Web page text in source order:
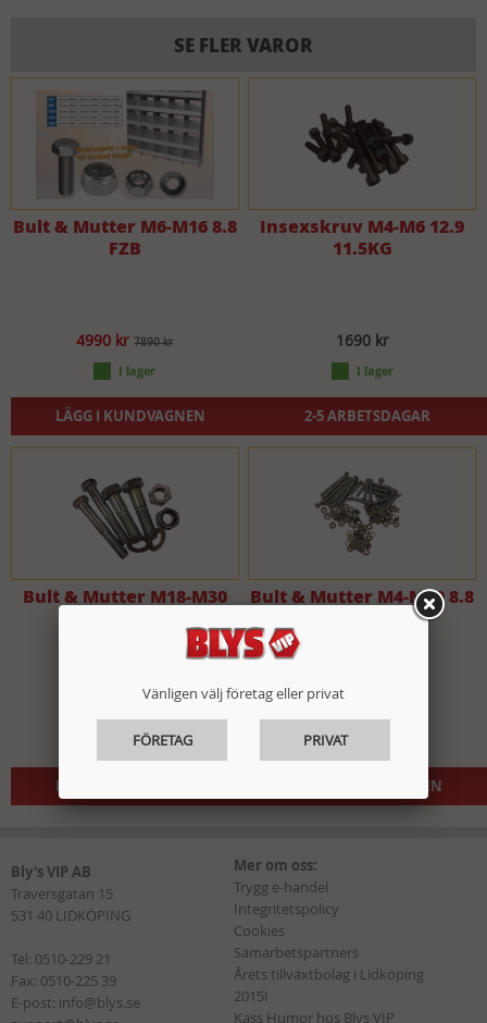
SE FLER VAROR
Bult & Mutter M6-M16 8.8
FZB
4990 kr 7890 kr
LÄGG I KUNDVAGNEN
Insexskruv M4-M6 12.9
11.5KG
1690 kr
2-5 ARBETSDAGAR
Bult & Mutter M18-M30
LÄGG I KUNDVAGNEN
Bult & Mutter M4-M10 8.8
LÄGG I KUNDVAGNEN
Bly's VIP AB
Traversgatan 15
531 40 LIDKÖPING
Tel: 0510-229 21
Fax: 0510-225 39
E-post: info@blys.se
Mer om oss:
Trygg e-handel
Integritetspolicy
Cookies
Samarbetspartners
Årets tillväxtbolag i Lidköping
2015!
Kass Humor hos Blys VIP
Vänligen välj företag eller privat
FÖRETAG PRIVAT